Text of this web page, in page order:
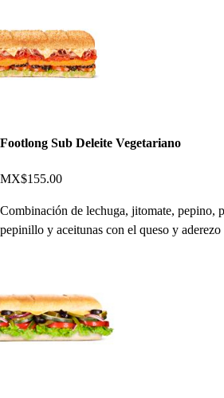
Footlong Sub Deleite Vegetariano
MX$155.00
Combinación de lechuga, jitomate, pepino,
pepinillo y aceitunas con el queso y